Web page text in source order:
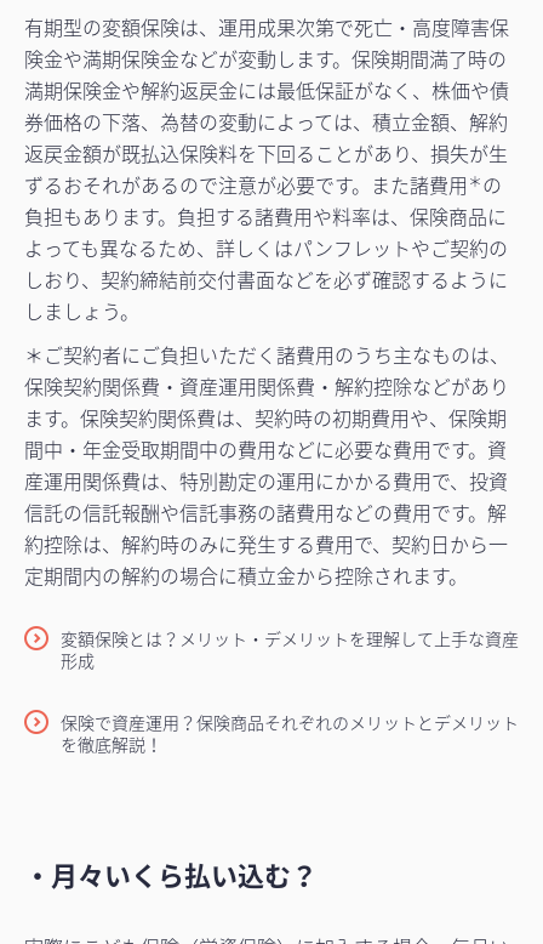
有期型の変額保険は、運用成果次第で死亡・高度障害保
険金や満期保険金などが変動します。保険期間満了時の
満期保険金や解約返戻金には最低保証がなく、株価や債
券価格の下落、為替の変動によっては、積立金額、解約
返戻金額が既払込保険料を下回ることがあり、損失が生
ずるおそれがあるので注意が必要です。また諸費用 ＊の
負担もあります。負担する諸費用や料率は、保険商品に
よっても異なるため、詳しくはパンフレットやご契約の
しおり、契約締結前交付書面などを必ず確認するように
しましょう。
＊ご契約者にご負担いただく諸費用のうち主なものは、
保険契約関係費・資産運用関係費・解約控除などがあり
ます。保険契約関係費は、契約時の初期費用や、保険期
間中・年金受取期間中の費用などに必要な費用です。資
産運用関係費は、特別勘定の運用にかかる費用で、投資
信託の信託報酬や信託事務の諸費用などの費用です。解
約控除は、解約時のみに発生する費用で、契約日から一
定期間内の解約の場合に積立金から控除されます。
変額保険とは？メリット・デメリットを理解して上手な資産
形成
保険で資産運用？保険商品それぞれのメリットとデメリット
を徹底解説！
・月々いくら払い込む？